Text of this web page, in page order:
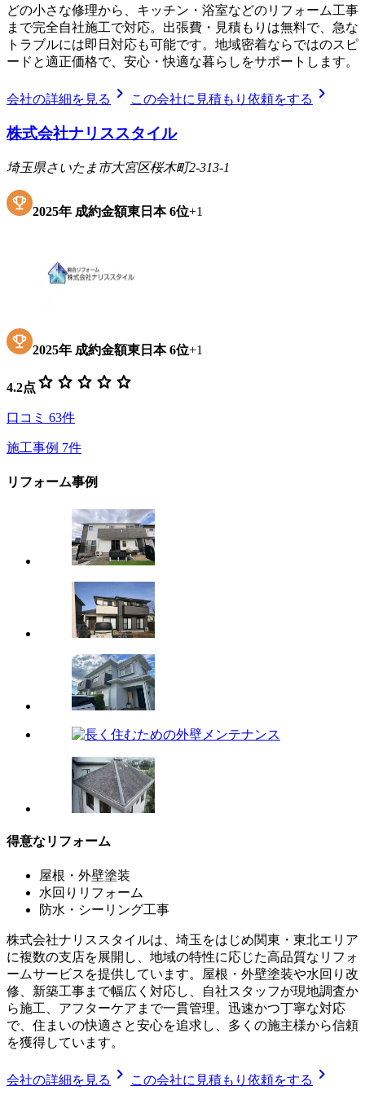
どの小さな修理から、キッチン・浴室などのリフォーム工事
まで完全自社施工で対応。出張費・見積もりは無料で、急な
トラブルには即日対応も可能です。地域密着ならではのスピ
ードと適正価格で、安心・快適な暮らしをサポートします。
会社の詳細を見る chevron_right この会社に見積もり依頼をする chevron_right
株式会社ナリススタイル
埼玉県さいたま市大宮区桜木町2-313-1
2025年 成約金額東日本 6位+1
2025年 成約金額東日本 6位+1
4.2点 star star star star star
口コミ 63件
施工事例 7件
リフォーム事例
得意なリフォーム
屋根・外壁塗装
水回りリフォーム
防水・シーリング工事
株式会社ナリススタイルは、埼玉をはじめ関東・東北エリア
に複数の支店を展開し、地域の特性に応じた高品質なリフォ
ームサービスを提供しています。屋根・外壁塗装や水回り改
修、新築工事まで幅広く対応し、自社スタッフが現地調査か
ら施工、アフターケアまで一貫管理。迅速かつ丁寧な対応
で、住まいの快適さと安心を追求し、多くの施主様から信頼
を獲得しています。
会社の詳細を見る chevron_right この会社に見積もり依頼をする chevron_right